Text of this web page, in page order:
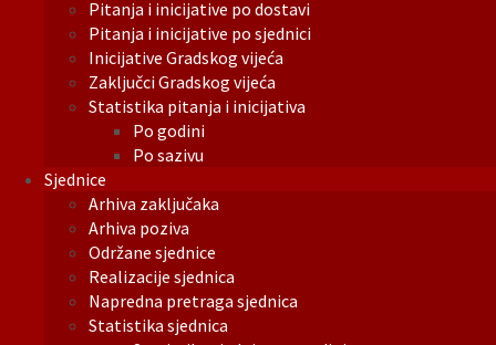
Pitanja i inicijative po dostavi
Pitanja i inicijative po sjednici
Inicijative Gradskog vijeća
Zaključci Gradskog vijeća
Statistika pitanja i inicijativa
Po godini
Po sazivu
Sjednice
Arhiva zaključaka
Arhiva poziva
Održane sjednice
Realizacije sjednica
Napredna pretraga sjednica
Statistika sjednica